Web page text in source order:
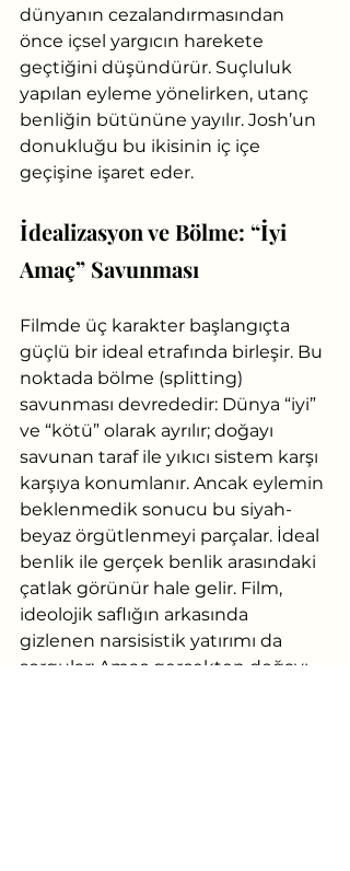
dünyanın cezalandırmasından
önce içsel yargıcın harekete
geçtiğini düşündürür. Suçluluk
yapılan eyleme yönelirken, utanç
benliğin bütününe yayılır. Josh’un
donukluğu bu ikisinin iç içe
geçişine işaret eder.
İdealizasyon ve Bölme: “İyi
Amaç” Savunması
Filmde üç karakter başlangıçta
güçlü bir ideal etrafında birleşir. Bu
noktada bölme (splitting)
savunması devrededir: Dünya “iyi”
ve “kötü” olarak ayrılır; doğayı
savunan taraf ile yıkıcı sistem karşı
karşıya konumlanır. Ancak eylemin
beklenmedik sonucu bu siyah-
beyaz örgütlenmeyi parçalar. İdeal
benlik ile gerçek benlik arasındaki
çatlak görünür hale gelir. Film,
ideolojik saflığın arkasında
gizlenen narsisistik yatırımı da
sorgular: Amaç gerçekten doğayı